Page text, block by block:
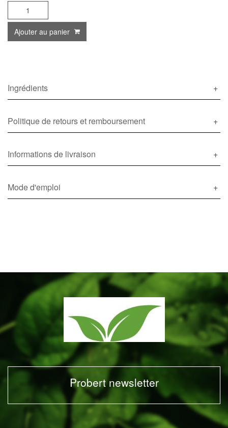
quantité
de
Collagène
liquide
Ajouter au panier
Ingrédients
Politique de retours et remboursement
Informations de livraison
Mode d'emploi
Probert newsletter